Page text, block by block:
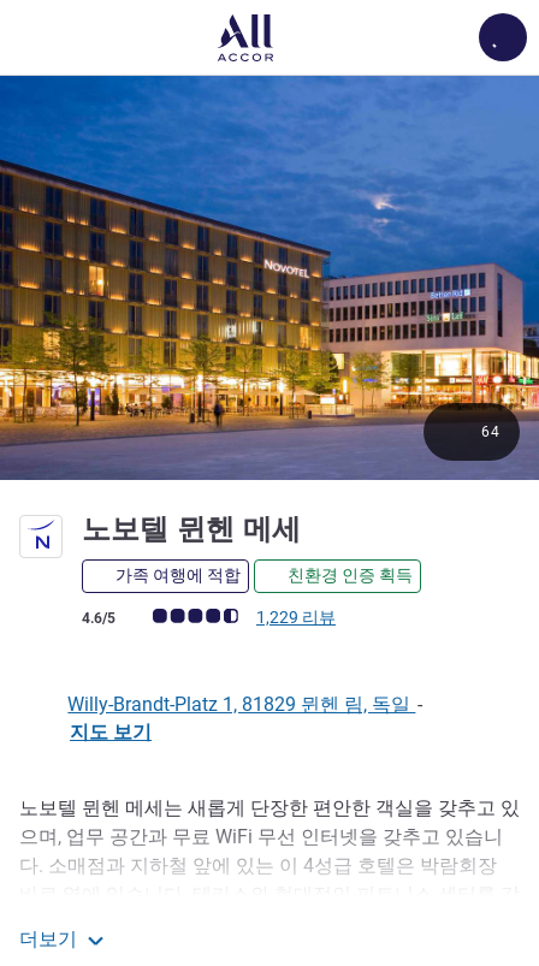
노보텔 뮌헨 메세
가족 여행에 적합 친환경 인증 획득
고객 평점 (ALL 평가)
4.6/5 1,229 리뷰
64
Willy-Brandt-Platz 1, 81829 뮌헨 림, 독일 -
지도 보기
호텔설명
노보텔 뮌헨 메세는 새롭게 단장한 편안한 객실을 갖추고 있
으며, 업무 공간과 무료 WiFi 무선 인터넷을 갖추고 있습니
다. 소매점과 지하철 앞에 있는 이 4성급 호텔은 박람회장
레일이 근처에 있습니다. 노보텔의 숙련된 컨설턴트들이 제
더보기